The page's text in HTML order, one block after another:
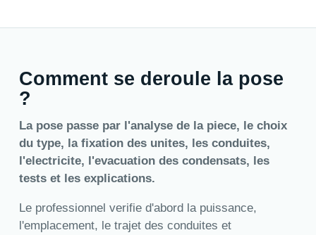
Comment se deroule la pose
?
La pose passe par l'analyse de la piece, le choix
du type, la fixation des unites, les conduites,
l'electricite, l'evacuation des condensats, les
tests et les explications.
Le professionnel verifie d'abord la puissance,
l'emplacement, le trajet des conduites et